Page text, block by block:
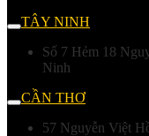
TÂY NINH
Số 7 Hẻm 18
Ninh
CẦN THƠ
57 Nguyễn Việt